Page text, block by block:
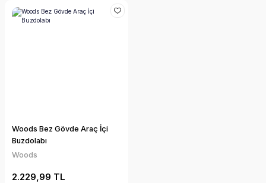
Woods Bez Gövde Araç İçi
Buzdolabı
Woods
2.229,99 TL